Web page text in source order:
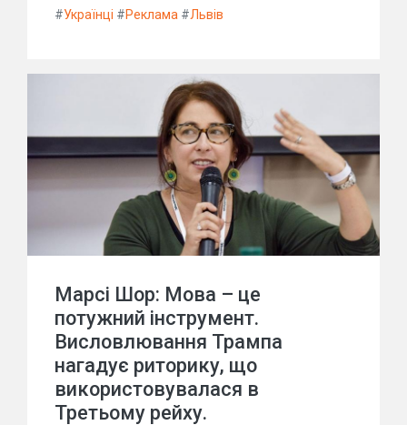
#Українці #Реклама #Львів
Марсі Шор: Мова – це
потужний інструмент.
Висловлювання Трампа
нагадує риторику, що
використовувалася в
Третьому рейху.